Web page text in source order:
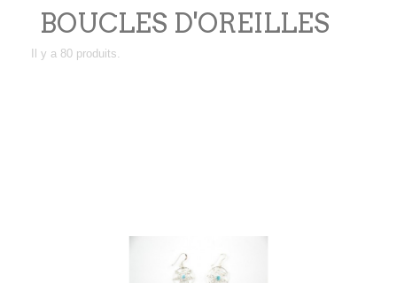
BOUCLES D'OREILLES
Il y a 80 produits.